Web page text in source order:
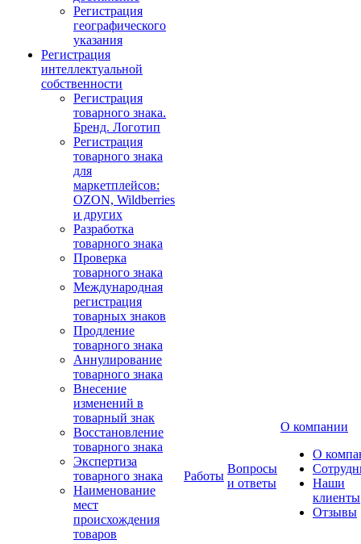
Регистрация
географического
указания
Регистрация
интеллектуальной
собственности
Регистрация
товарного знака.
Бренд. Логотип
Регистрация
товарного знака
для
маркетплейсов:
OZON, Wildberries
и других
Разработка
товарного знака
Проверка
товарного знака
Международная
регистрация
товарных знаков
Продление
товарного знака
Аннулирование
товарного знака
Внесение
изменений в
товарный знак
Восстановление
товарного знака
Экспертиза
товарного знака
Наименование
мест
происхождения
товаров
Работы
Вопросы
и ответы
О компании
О
Наши
клиенты
Отзывы